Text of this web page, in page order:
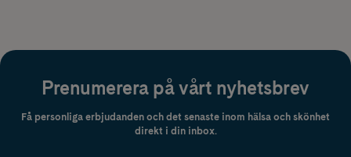
Prenumerera på vårt nyhetsbrev
Få personliga erbjudanden och det senaste inom hälsa och skönhet
direkt i din inbox.